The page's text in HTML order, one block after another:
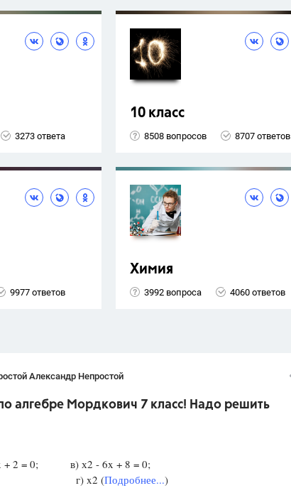
3273 ответа
10 класс
8508 вопросов 8707 ответов
9977 ответов
Химия
3992 вопроса 4060 ответов
Александр Непростой
алгебре Мордкович 7 класс! Надо решить
+ 2 = 0; в) х2 - 6x + 8 = 0;
= 0; г) x2 (Подробнее...)